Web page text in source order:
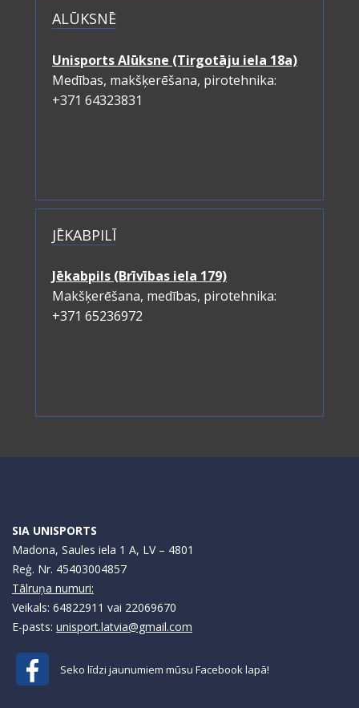
ALŪKSNĒ
Unisports Alūksne (Tirgotāju iela 18a)
Medības, makšķerēšana, pirotehnika:
+371 64323831
JĒKABPILĪ
Jēkabpils (Brīvības iela 179)
Makšķerēšana, medības, pirotehnika:
+371 65236972
SIA UNISPORTS
Madona, Saules iela 1 A, LV – 4801
Reģ. Nr. 45403004857
Tālruņa numuri:
Veikals: 64822911 vai 22069670
E-pasts: unisport.latvia@gmail.com
Seko līdzi jaunumiem mūsu Facebook lapā!